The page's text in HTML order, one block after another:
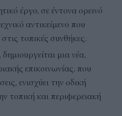
έργο, σε έντονα ορεινό
αντικείμενο που
τοπικές συνθήκες.
μια νέα,
επικοινωνίας, που
ενισχύει την οδική
τοπική και περιφερειακή